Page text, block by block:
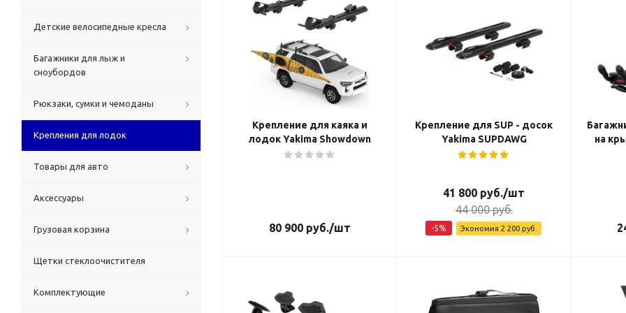
Крепление для каяка и
лодок Yakima Showdown
80 900 руб./шт
Крепление для SUP - досок
Yakima SUPDAWG
41 800 руб./шт
44 000руб.
-5% Экономия 2 200 руб.
на
Детские велосипедные кресла
Багажники для лыж и
сноубордов
Рюкзаки, сумки и чемоданы
Крепления для лодок
Товары для авто
Аксессуары
Грузовая корзина
Щетки стеклоочистителя
Комплектующие